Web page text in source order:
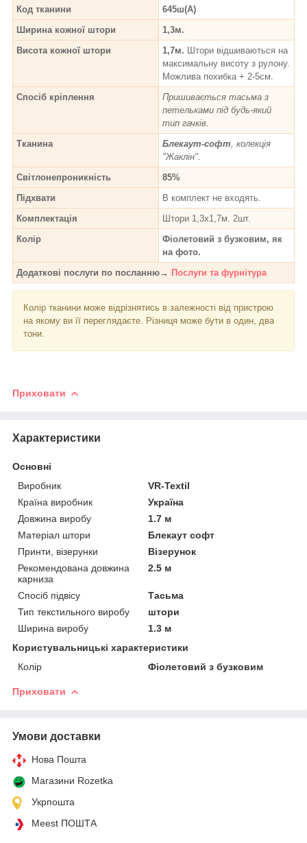
Код тканини
645ш(А)
Ширина кожної штори
1,3м.
Висота кожної штори
1,7м. Штори відшиваються на
максимальну висоту з рулону.
Можлива похибка + 2-5см.
Спосіб кріплення
Пришивається тасьма з
петельками під будь-який
тип гачків.
Тканина
Блекаут-софт , колекція
"Жаклін".
Світлонепроникність
85%
Підхвати
В комплект не входять.
Комплектація
Штори 1,3х1,7м. 2шт.
Колір
Фіолетовий з бузковим, як
на фото.
Додаткові послуги по посланню→ Послуги та фурнітура
Колір тканини може відрізнятись в залежності від пристрою
на якому ви її переглядаєте. Різниця може бути в один, два
тони.
Приховати
Характеристики
Основні
Виробник
VR-Textil
Країна виробник
Україна
Довжина виробу
1.7 м
Матеріал штори
Блекаут софт
Принти, візерунки
Візерунок
Рекомендована довжина
карниза
2.5 м
Спосіб підвісу
Тасьма
Тип текстильного виробу
штори
Ширина виробу
1.3 м
Користувальницькі характеристики
Колір
Фіолетовий з бузковим
Приховати
Умови доставки
Нова Пошта
Магазини Rozetka
Укрпошта
Meest ПОШТА